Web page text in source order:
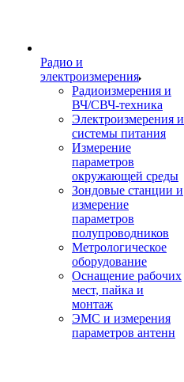
Радио и
электроизмерения
Радиоизмерения и
ВЧ/СВЧ-техника
Электроизмерения и
системы питания
Измерение
параметров
окружающей среды
Зондовые станции и
измерение
параметров
полупроводников
Метрологическое
оборудование
Оснащение рабочих
мест, пайка и
монтаж
ЭМС и измерения
параметров антенн